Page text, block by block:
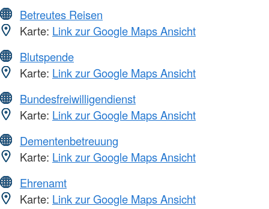
Betreutes Reisen
Karte: Link zur Google Maps Ansicht
Blutspende
Karte: Link zur Google Maps Ansicht
Bundesfreiwilligendienst
Karte: Link zur Google Maps Ansicht
Dementenbetreuung
Karte: Link zur Google Maps Ansicht
Ehrenamt
Karte: Link zur Google Maps Ansicht